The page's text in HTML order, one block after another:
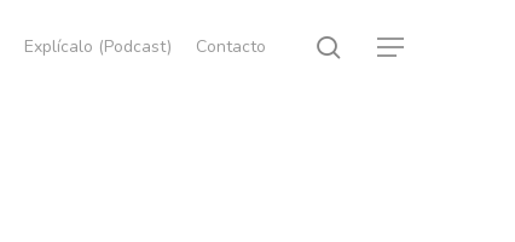
Explícalo (Podcast) Contacto search
Menu